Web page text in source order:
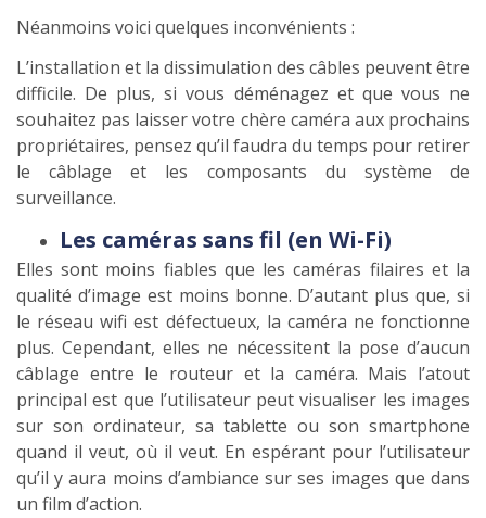
Néanmoins voici quelques inconvénients :
L’installation et la dissimulation des câbles peuvent être
difficile. De plus, si vous déménagez et que vous ne
souhaitez pas laisser votre chère caméra aux prochains
propriétaires, pensez qu’il faudra du temps pour retirer
le câblage et les composants du système de
surveillance.
Les caméras sans fil (en Wi-Fi)
Elles sont moins fiables que les caméras filaires et la
qualité d’image est moins bonne. D’autant plus que, si
le réseau wifi est défectueux, la caméra ne fonctionne
plus. Cependant, elles ne nécessitent la pose d’aucun
câblage entre le routeur et la caméra. Mais l’atout
principal est que l’utilisateur peut visualiser les images
sur son ordinateur, sa tablette ou son smartphone
quand il veut, où il veut. En espérant pour l’utilisateur
qu’il y aura moins d’ambiance sur ses images que dans
un film d’action.